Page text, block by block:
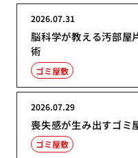
脳科学が教える汚部屋
術
2026.07.31
ゴミ屋敷
喪失感が生み出すゴミ
2026.07.29
ゴミ屋敷